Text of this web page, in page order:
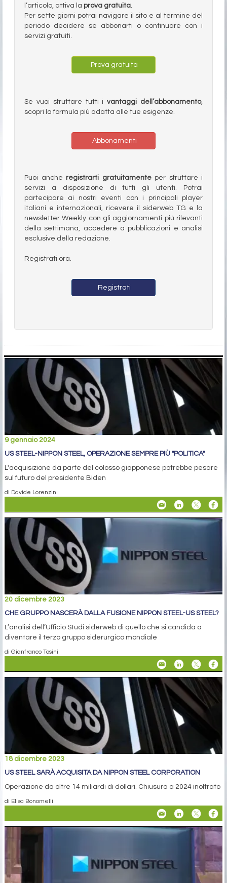
l’articolo, attiva la prova gratuita.
Per sette giorni potrai navigare il sito e al termine del
periodo decidere se abbonarti o continuare con i
servizi gratuiti.
Prova gratuita
Se vuoi sfruttare tutti ivantaggi dell’abbonamento,
scopri la formula più adatta alle tue esigenze.
Abbonamenti
Puoi anche registrarti gratuitamenteper sfruttare i
servizi a disposizione di tutti gli utenti. Potrai
partecipare ai nostri eventi con i principali player
italiani e internazionali, ricevere il siderweb TG e la
newsletter Weekly con gli aggiornamenti più rilevanti
della settimana, accedere a pubblicazioni e analisi
esclusive della redazione.
Registrati ora.
Registrati
9 gennaio 2024
US STEEL-NIPPON STEEL, OPERAZIONE SEMPRE PIÙ "POLITICA"
L'acquisizione da parte del colosso giapponese potrebbe pesare
sul futuro del presidente Biden
di Davide Lorenzini
20 dicembre 2023
CHE GRUPPO NASCERÀ DALLA FUSIONE NIPPON STEEL-US STEEL?
L’analisi dell’Ufficio Studi siderweb di quello che si candida a
diventare il terzo gruppo siderurgico mondiale
di Gianfranco Tosini
18 dicembre 2023
US STEEL SARÀ ACQUISITA DA NIPPON STEEL CORPORATION
Operazione da oltre 14 miliardi di dollari. Chiusura a 2024 inoltrato
di Elisa Bonomelli